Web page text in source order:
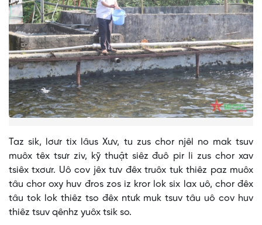
Taz sik, lơưr tix lâus Xưv, tu zus chor njêl no mak tsuv
muôx têx tsưr ziv, kỹ thuật siêz đuô pir li zus chor xav
tsiêx txơưr. Uô cov jêx tưv đêx truôx tuk thiêz paz muôx
tâu chor oxy huv đros zos iz kror lok six lax uô, chor đêx
tâu tok lok thiêz tso đêx ntưk muk tsuv tâu uô cov huv
thiêz tsuv qênhz yuôx tsik so.